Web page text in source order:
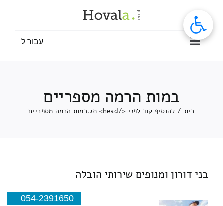
עבור ל
במות הרמה מספריים
בית / להוסיף קוד לפני </head> תג. במות הרמה מספריים
בני דורון ומנופים שירותי הובלה
054-2391650